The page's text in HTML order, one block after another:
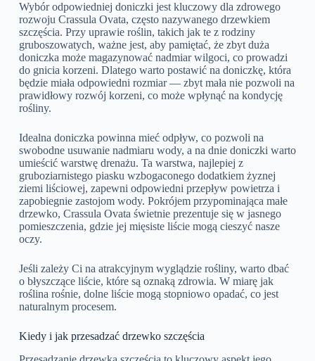
Wybór odpowiedniej doniczki jest kluczowy dla zdrowego
rozwoju Crassula Ovata, często nazywanego drzewkiem
szczęścia. Przy uprawie roślin, takich jak te z rodziny
gruboszowatych, ważne jest, aby pamiętać, że zbyt duża
doniczka może magazynować nadmiar wilgoci, co prowadzi
do gnicia korzeni. Dlatego warto postawić na doniczkę, która
będzie miała odpowiedni rozmiar — zbyt mała nie pozwoli na
prawidłowy rozwój korzeni, co może wpłynąć na kondycję
rośliny.
Idealna doniczka powinna mieć odpływ, co pozwoli na
swobodne usuwanie nadmiaru wody, a na dnie doniczki warto
umieścić warstwę drenażu. Ta warstwa, najlepiej z
gruboziarnistego piasku wzbogaconego dodatkiem żyznej
ziemi liściowej, zapewni odpowiedni przepływ powietrza i
zapobiegnie zastojom wody. Pokrójem przypominająca małe
drzewko, Crassula Ovata świetnie prezentuje się w jasnego
pomieszczenia, gdzie jej mięsiste liście mogą cieszyć nasze
oczy.
Jeśli zależy Ci na atrakcyjnym wyglądzie rośliny, warto dbać
o błyszczące liście, które są oznaką zdrowia. W miarę jak
roślina rośnie, dolne liście mogą stopniowo opadać, co jest
naturalnym procesem.
Kiedy i jak przesadzać drzewko szczęścia